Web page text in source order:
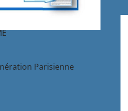
Parisienne